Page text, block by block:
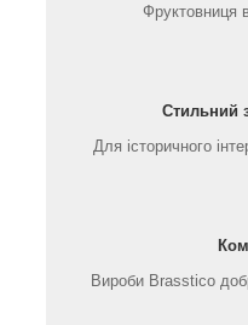
Фруктовниця
Стильний
Для історичного
Вироби Brasstico